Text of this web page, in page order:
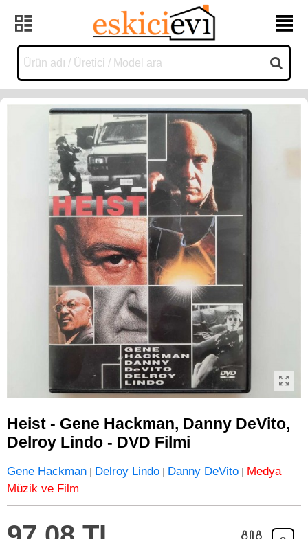
Heist - Gene Hackman, Danny DeVito,
Delroy Lindo - DVD Filmi
Gene Hackman | Delroy Lindo | Danny DeVito | Medya
Müzik ve Film